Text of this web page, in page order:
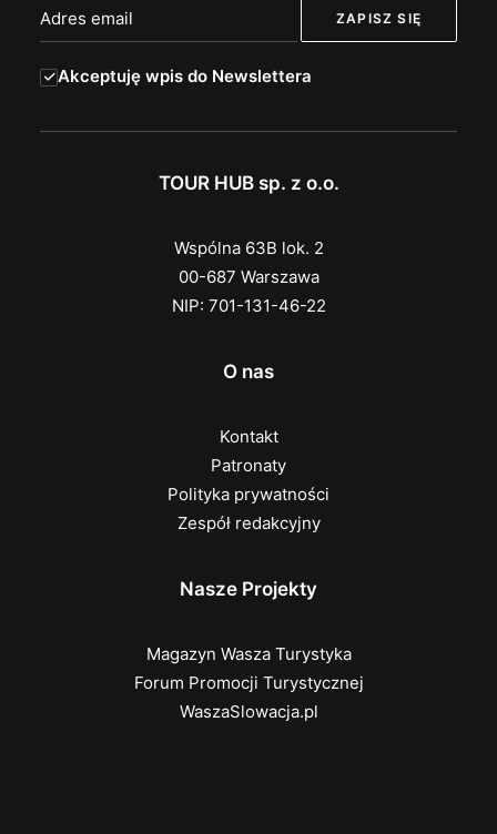
Akceptuję wpis do Newslettera
TOUR HUB sp. z o.o.
Wspólna 63B lok. 2
00-687 Warszawa
NIP: 701-131-46-22
O nas
Kontakt
Patronaty
Polityka prywatności
Zespół redakcyjny
Nasze Projekty
Magazyn Wasza Turystyka
Forum Promocji Turystycznej
WaszaSlowacja.pl